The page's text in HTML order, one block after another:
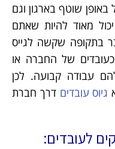
שוטף בארגון וגם
מאוד להיות שאתם
בתקופה שקשה לגייס
של החברה או
עבודה קבועה. לכן
גיוס עובדים דרך חברת
לעובדים: